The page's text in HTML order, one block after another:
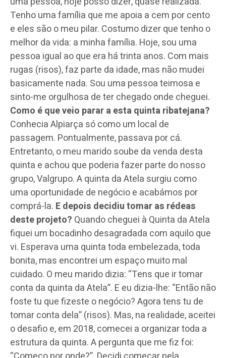
Tenho uma família que me apoia a cem por cento
e eles são o meu pilar. Costumo dizer que tenho o
melhor da vida: a minha família. Hoje, sou uma
pessoa igual ao que era há trinta anos. Com mais
rugas (risos), faz parte da idade, mas não mudei
basicamente nada. Sou uma pessoa teimosa e
sinto-me orgulhosa de ter chegado onde cheguei.
Como é que veio parar a esta quinta ribatejana?
Conhecia Alpiarça só como um local de
passagem. Pontualmente, passava por cá.
Entretanto, o meu marido soube da venda desta
quinta e achou que poderia fazer parte do nosso
grupo, Valgrupo. A quinta da Atela surgiu como
uma oportunidade de negócio e acabámos por
comprá-la. E depois decidiu tomar as rédeas
deste projeto? Quando cheguei à Quinta da Atela
fiquei um bocadinho desagradada com aquilo que
vi. Esperava uma quinta toda embelezada, toda
bonita, mas encontrei um espaço muito mal
cuidado. O meu marido dizia: “Tens que ir tomar
conta da quinta da Atela”. E eu dizia-lhe: “Então não
foste tu que fizeste o negócio? Agora tens tu de
tomar conta dela” (risos). Mas, na realidade, aceitei
o desafio e, em 2018, comecei a organizar toda a
estrutura da quinta. A pergunta que me fiz foi: